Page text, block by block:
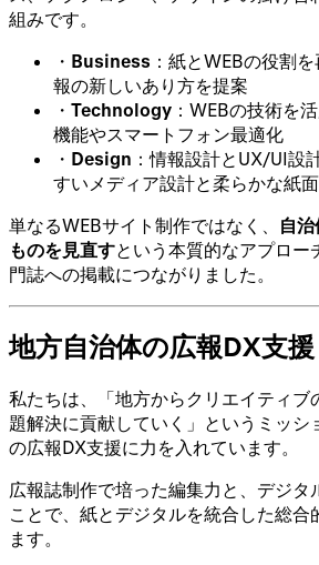
組みです。
・ Business ：紙とWEBの役割
報の新しいあり方を提案
・ Technology ：WEBの技術を
機能やスマートフォン最適化
・ Design ：情報設計とUX/UI設
すいメディア設計と柔らかな紙
単なるWEBサイト制作ではなく、
自
ものを見直すという本質的なアプロー
門誌への掲載につながりました。
地方自治体の広報DX支援
私たちは、「地方からクリエイティブ
題解決に貢献していく」というミッシ
の広報DX支援に力を入れています。
広報誌制作で培った編集力と、デジタ
ことで、紙とデジタルを統合した総合
ます。